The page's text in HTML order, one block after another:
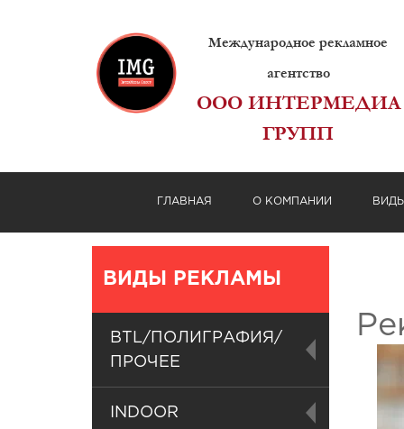
Международное рекламное
агентство
ООО ИНТЕРМЕДИА
ГРУПП
ГЛАВНАЯ О КОМПАНИИ
ВИДЫ РЕКЛАМЫ
BTL/ПОЛИГРАФИЯ/
ПРОЧЕЕ
INDOOR